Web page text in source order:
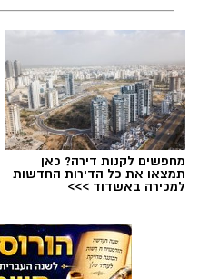
מחפשים לקנות דירה? כאן
תמצאו את כל הדירות החדשות
למכירה באשדוד >>>